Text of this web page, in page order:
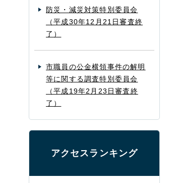
防災・減災対策特別委員会
（平成30年12月21日審査終
了）
市職員の公金横領事件の解明
等に関する調査特別委員会
（平成19年2月23日審査終
了）
アクセスランキング